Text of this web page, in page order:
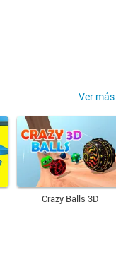
Ver más
Crazy Balls 3D